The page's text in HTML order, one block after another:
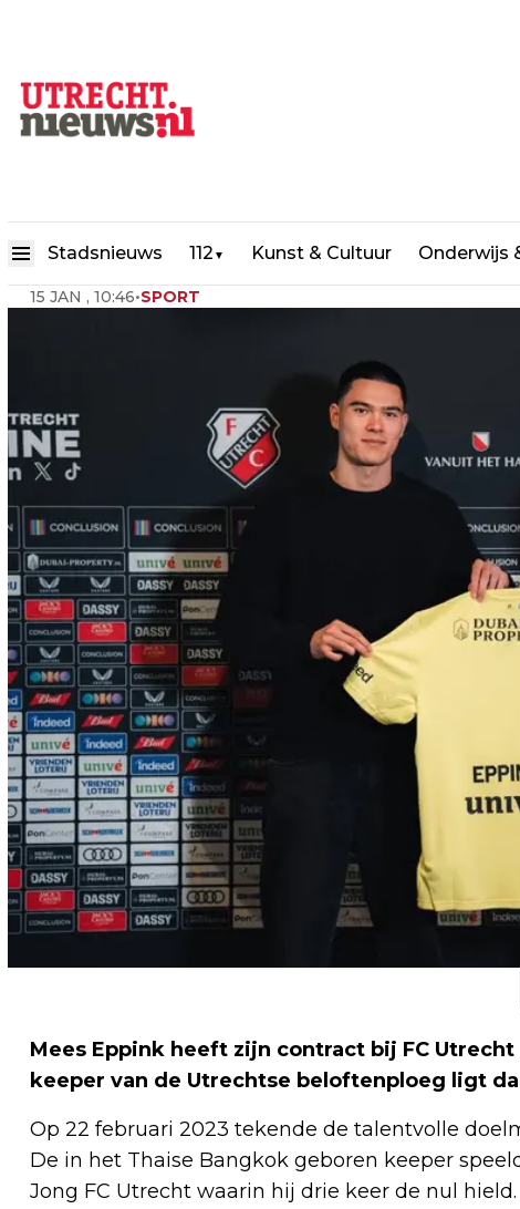
Stadsnieuws 112 ▼ Kunst & Cultuur Onderwijs
Mees Eppink verlengt
15 JAN , 10:46•SPORT
Mees Eppink heeft zijn contract bij FC
keeper van de Utrechtse beloftenploeg ligt
Op 22 februari 2023 tekende de talentvolle
De in het Thaise Bangkok geboren keeper
Jong FC Utrecht waarin hij drie keer de nul hield.